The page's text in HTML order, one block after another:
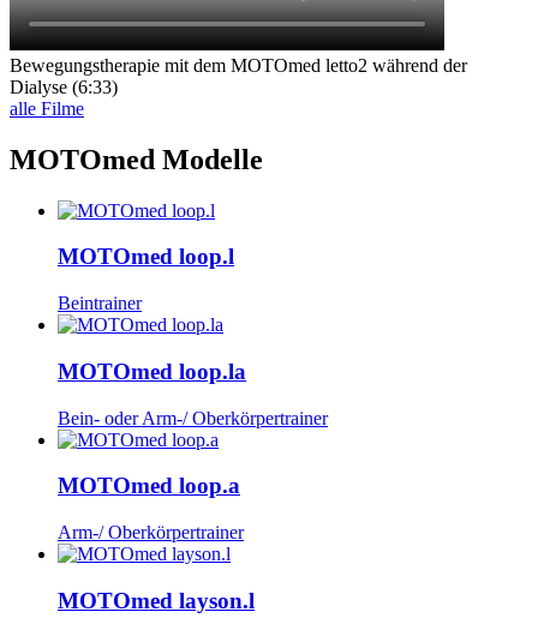
Bewegungstherapie mit dem MOTOmed letto2 während der
Dialyse (6:33)
alle Filme
MOTOmed Modelle
MOTOmed loop.l
Beintrainer
MOTOmed loop.la
Bein- oder Arm-/ Oberkörpertrainer
MOTOmed loop.a
Arm-/ Oberkörpertrainer
MOTOmed layson.l